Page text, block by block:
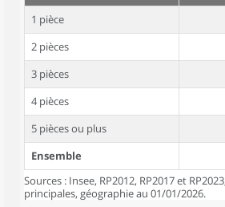
1 pièce
2 pièces
3 pièces
4 pièces
5 pièces ou plus
Ensemble
Sources : Insee, RP2012, RP2017 et
principales, géographie au 01/01/2026.